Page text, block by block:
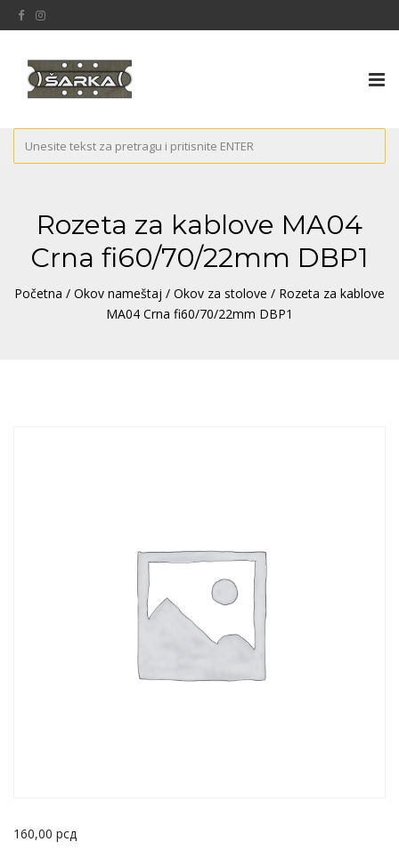
Rozeta za kablove MA04
Crna fi60/70/22mm DBP1
Početna / Okov nameštaj / Okov za stolove / Rozeta za kablove
MA04 Crna fi60/70/22mm DBP1
160,00 рсд